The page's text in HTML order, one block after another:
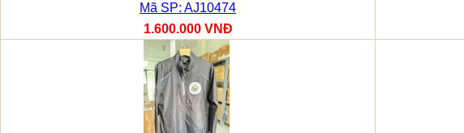
Mã SP: AJ10474
1.600.000 VNĐ